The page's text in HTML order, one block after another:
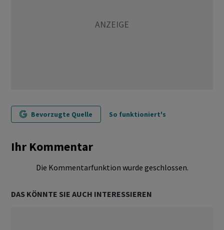
Bevorzugte Quelle So funktioniert's
Ihr Kommentar
Die Kommentarfunktion wurde geschlossen.
DAS KÖNNTE SIE AUCH INTERESSIEREN